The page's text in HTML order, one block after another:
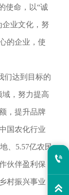
使命，以“诚
企业文化，努
的企业，使
们达到目标的
域，努力提高
，提升品牌
国农化行业
、5.57亿农民
伙伴盈利保
村振兴事业

